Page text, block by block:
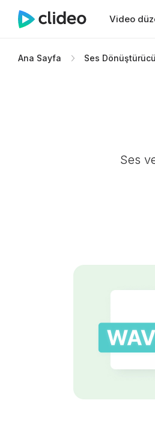
Video
Ana Sayfa Ses Dönüştürücü
Ses